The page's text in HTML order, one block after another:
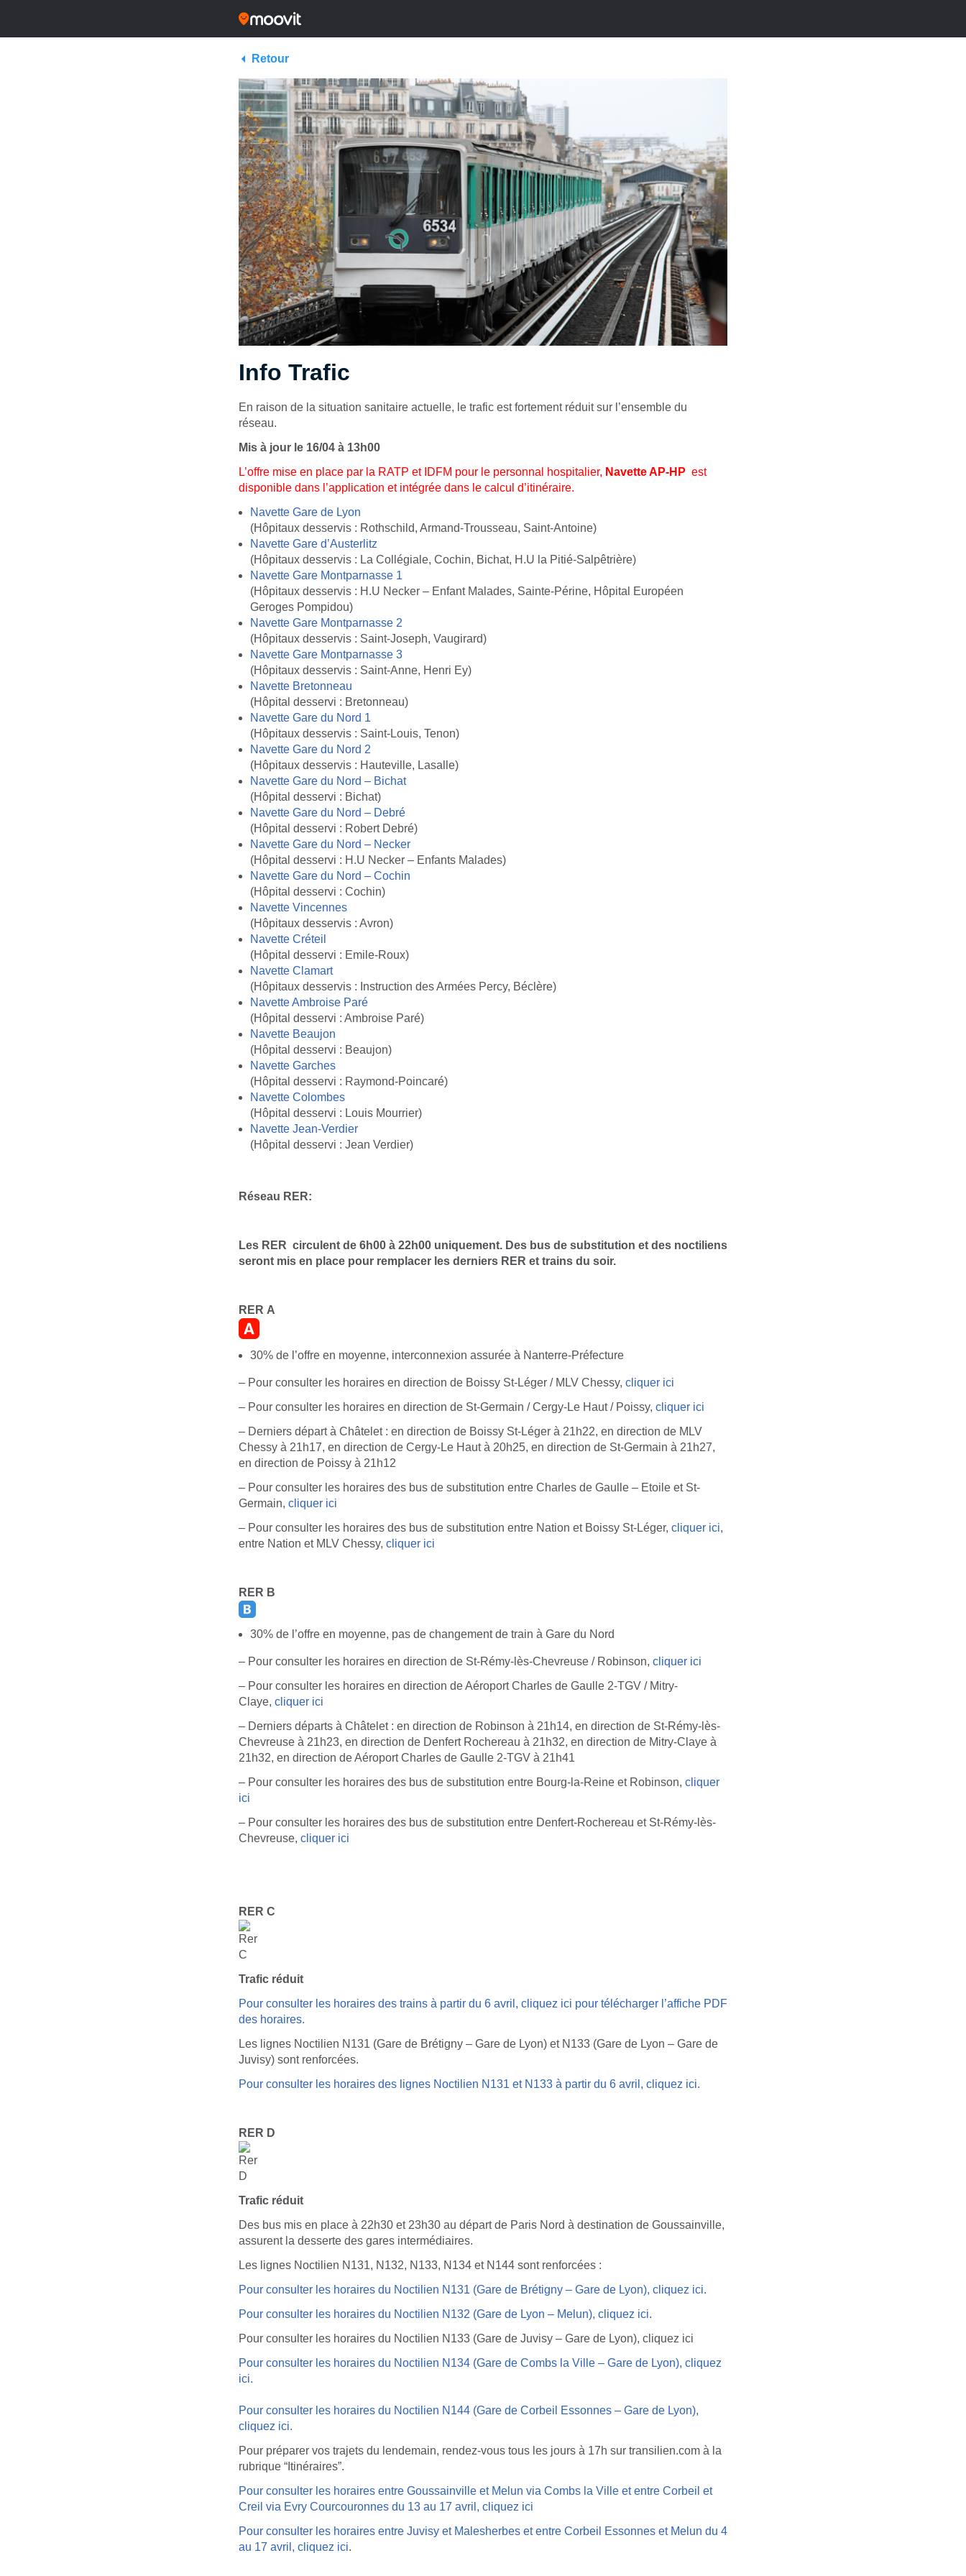
Retour
Info Trafic
En raison de la situation sanitaire actuelle, le trafic est fortement réduit sur l’ensemble du
réseau.
Mis à jour le 16/04 à 13h00
L’offre mise en place par la RATP et IDFM pour le personnal hospitalier, Navette AP-HP est
disponible dans l’application et intégrée dans le calcul d’itinéraire.
Navette Gare de Lyon
(Hôpitaux desservis : Rothschild, Armand-Trousseau, Saint-Antoine)
Navette Gare d’Austerlitz
(Hôpitaux desservis : La Collégiale, Cochin, Bichat, H.U la Pitié-Salpêtrière)
Navette Gare Montparnasse 1
(Hôpitaux desservis : H.U Necker – Enfant Malades, Sainte-Périne, Hôpital Européen
Geroges Pompidou)
Navette Gare Montparnasse 2
(Hôpitaux desservis : Saint-Joseph, Vaugirard)
Navette Gare Montparnasse 3
(Hôpitaux desservis : Saint-Anne, Henri Ey)
Navette Bretonneau
(Hôpital desservi : Bretonneau)
Navette Gare du Nord 1
(Hôpitaux desservis : Saint-Louis, Tenon)
Navette Gare du Nord 2
(Hôpitaux desservis : Hauteville, Lasalle)
Navette Gare du Nord – Bichat
(Hôpital desservi : Bichat)
Navette Gare du Nord – Debré
(Hôpital desservi : Robert Debré)
Navette Gare du Nord – Necker
(Hôpital desservi : H.U Necker – Enfants Malades)
Navette Gare du Nord – Cochin
(Hôpital desservi : Cochin)
Navette Vincennes
(Hôpitaux desservis : Avron)
Navette Créteil
(Hôpital desservi : Emile-Roux)
Navette Clamart
(Hôpitaux desservis : Instruction des Armées Percy, Béclère)
Navette Ambroise Paré
(Hôpital desservi : Ambroise Paré)
Navette Beaujon
(Hôpital desservi : Beaujon)
Navette Garches
(Hôpital desservi : Raymond-Poincaré)
Navette Colombes
(Hôpital desservi : Louis Mourrier)
Navette Jean-Verdier
(Hôpital desservi : Jean Verdier)
Réseau RER:
Les RER circulent de 6h00 à 22h00 uniquement. Des bus de substitution et des noctiliens
seront mis en place pour remplacer les derniers RER et trains du soir.
RER A
30% de l’offre en moyenne, interconnexion assurée à Nanterre-Préfecture
– Pour consulter les horaires en direction de Boissy St-Léger / MLV Chessy, cliquer ici
– Pour consulter les horaires en direction de St-Germain / Cergy-Le Haut / Poissy, cliquer ici
– Derniers départ à Châtelet : en direction de Boissy St-Léger à 21h22, en direction de MLV
Chessy à 21h17, en direction de Cergy-Le Haut à 20h25, en direction de St-Germain à 21h27,
en direction de Poissy à 21h12
– Pour consulter les horaires des bus de substitution entre Charles de Gaulle – Etoile et St-
Germain, cliquer ici
– Pour consulter les horaires des bus de substitution entre Nation et Boissy St-Léger, cliquer ici,
entre Nation et MLV Chessy, cliquer ici
RER B
30% de l’offre en moyenne, pas de changement de train à Gare du Nord
– Pour consulter les horaires en direction de St-Rémy-lès-Chevreuse / Robinson, cliquer ici
– Pour consulter les horaires en direction de Aéroport Charles de Gaulle 2-TGV / Mitry-
Claye, cliquer ici
– Derniers départs à Châtelet : en direction de Robinson à 21h14, en direction de St-Rémy-lès-
Chevreuse à 21h23, en direction de Denfert Rochereau à 21h32, en direction de Mitry-Claye à
21h32, en direction de Aéroport Charles de Gaulle 2-TGV à 21h41
– Pour consulter les horaires des bus de substitution entre Bourg-la-Reine et Robinson, cliquer
ici
– Pour consulter les horaires des bus de substitution entre Denfert-Rochereau et St-Rémy-lès-
Chevreuse, cliquer ici
RER C
Trafic réduit
Pour consulter les horaires des trains à partir du 6 avril, cliquez ici pour télécharger l’affiche PDF
des horaires.
Les lignes Noctilien N131 (Gare de Brétigny – Gare de Lyon) et N133 (Gare de Lyon – Gare de
Juvisy) sont renforcées.
Pour consulter les horaires des lignes Noctilien N131 et N133 à partir du 6 avril, cliquez ici.
RER D
Trafic réduit
Des bus mis en place à 22h30 et 23h30 au départ de Paris Nord à destination de Goussainville,
assurent la desserte des gares intermédiaires.
Les lignes Noctilien N131, N132, N133, N134 et N144 sont renforcées :
Pour consulter les horaires du Noctilien N131 (Gare de Brétigny – Gare de Lyon), cliquez ici.
Pour consulter les horaires du Noctilien N132 (Gare de Lyon – Melun), cliquez ici.
Pour consulter les horaires du Noctilien N133 (Gare de Juvisy – Gare de Lyon), cliquez ici
Pour consulter les horaires du Noctilien N134 (Gare de Combs la Ville – Gare de Lyon), cliquez
ici.
Pour consulter les horaires du Noctilien N144 (Gare de Corbeil Essonnes – Gare de Lyon),
cliquez ici.
Pour préparer vos trajets du lendemain, rendez-vous tous les jours à 17h sur transilien.com à la
rubrique “Itinéraires”.
Pour consulter les horaires entre Goussainville et Melun via Combs la Ville et entre Corbeil et
Creil via Evry Courcouronnes du 13 au 17 avril, cliquez ici
Pour consulter les horaires entre Juvisy et Malesherbes et entre Corbeil Essonnes et Melun du 4
au 17 avril, cliquez ici.